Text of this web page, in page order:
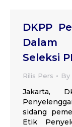
DKPP
Dalam
Seleksi
Rilis Pers By
Jakarta,
sidang
Etik